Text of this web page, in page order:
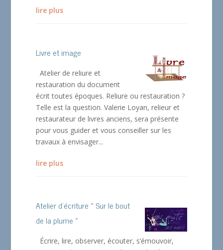
lire plus
Livre et image
Atelier de reliure et
restauration du document
écrit toutes époques. Reliure ou restauration ?
Telle est la question. Valerie Loyan, relieur et
restaurateur de livres anciens, sera présente
pour vous guider et vous conseiller sur les
travaux à envisager...
lire plus
Atelier d’écriture « Sur le bout
de la plume »
Écrire, lire, observer, écouter, s’émouvoir,